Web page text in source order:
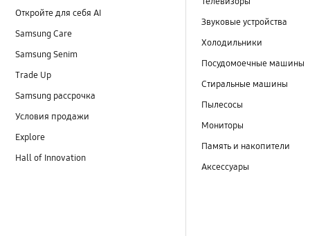
Откройте для себя AI
Samsung Care
Samsung Senim
Trade Up
Samsung рассрочка
Условия продажи
Explore
Hall of Innovation
Звуковые устройства
Холодильники
Посудомоечные машины
Стиральные машины
Пылесосы
Мониторы
Память и накопители
Аксессуары